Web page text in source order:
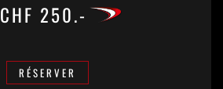
CHF 250.-
RÉSERVER